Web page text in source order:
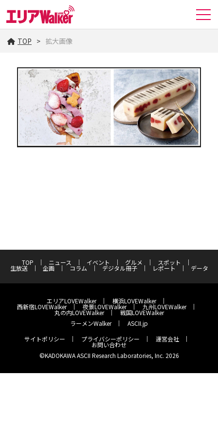
TOP 拡大画像
TOP ニュース イベント グルメ スポット
生放送 企画 コラム デジタル冊子 レポート データ
エリアLOVEWalker 横浜LOVEWalker
西新宿LOVEWalker 夜景LOVEWalker 九州LOVEWalker
丸の内LOVEWalker
戦国LOVEWalker
ラーメンWalker
ASCII.jp
サイトポリシー
プライバシーポリシー 運営会社
お問い合わせ
©KADOKAWA ASCII Research Laboratories, Inc. 2026